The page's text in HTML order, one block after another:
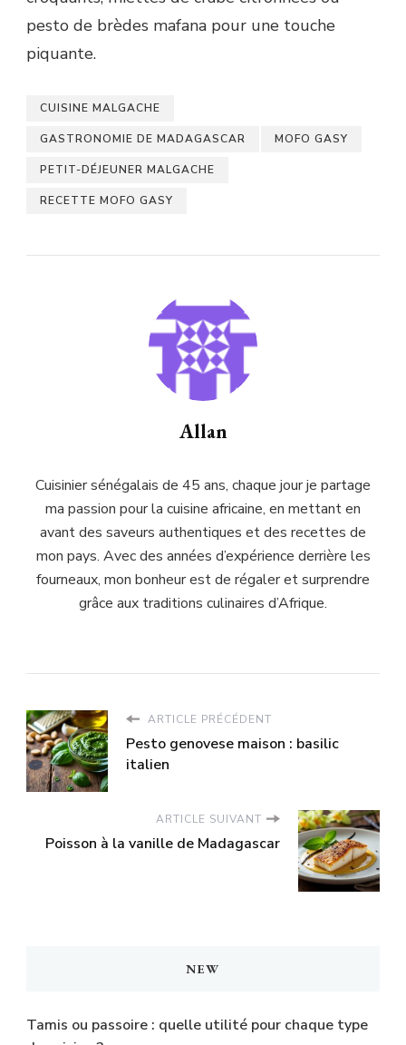
pesto de brèdes mafana pour une touche
piquante.
CUISINE MALGACHE
GASTRONOMIE DE MADAGASCAR MOFO GASY
PETIT-DÉJEUNER MALGACHE
RECETTE MOFO GASY
Allan
Cuisinier sénégalais de 45 ans, chaque jour je partage
ma passion pour la cuisine africaine, en mettant en
avant des saveurs authentiques et des recettes de
mon pays. Avec des années d’expérience derrière les
fourneaux, mon bonheur est de régaler et surprendre
grâce aux traditions culinaires d’Afrique.
ARTICLE PRÉCÉDENT
Pesto genovese maison : basilic
italien
ARTICLE SUIVANT
Poisson à la vanille de Madagascar
NEW
Tamis ou passoire : quelle utilité pour chaque type